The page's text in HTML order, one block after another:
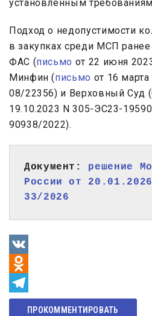
установленным
Подход о недопустимости
в закупках среди МСП
ФАС (письмо от 22 июня
Минфин (письмо от 16
08/22356) и Верховный Суд (
19.10.2023 N 305-ЭС23-
90938/2022).
Документ: решение
России от
33/2026
VK
Odnoklassniki
Telegram
ПРОКОММЕНТИРОВАТЬ